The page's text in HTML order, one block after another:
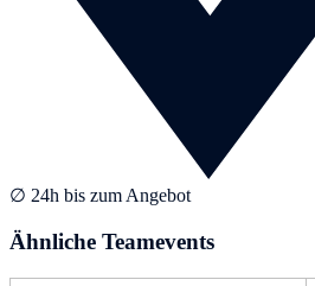
∅ 24h bis zum Angebot
Ähnliche Teamevents